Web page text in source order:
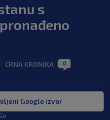
s
CRNA KRONIKA 0
Google izvor